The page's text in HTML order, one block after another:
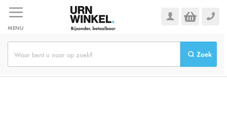
naar
de
inhoud
MENU
Zoek